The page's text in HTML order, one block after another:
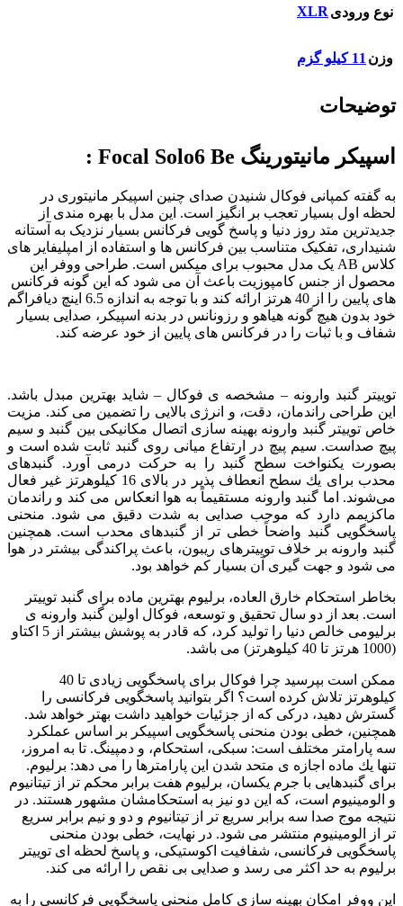
نوع ورودیXLR
وزن 11 کیلو گزم
توضیحات
اسپیکر مانیتورینگ Focal Solo6 Be :
به گفته کمپانی فوکال شنیدن صدای چنین اسپیکر مانیتوری در
لحظه اول بسیار تعجب بر انگیز است. این مدل با بهره مندی از
جدیدترین متد روز دنیا و پاسخ گویی فرکانس بسیار نزدیک به آستانه
شنیداری، تفکیک متناسب بین فرکانس ها و استفاده از امپلیفایر های
کلاس AB یک مدل محبوب برای میکس است. طراحی ووفر این
محصول از جنس کامپوزیت باعث آن می شود که این گونه فرکانس
های پایین را از 40 هرتز ارائه کند و با توجه به اندازه 6.5 اینچ دیافراگم
خود بدون هیچ گونه هیاهو و رزونانس در بدنه اسپیکر، صدایی بسیار
شفاف و با ثبات را در فرکانس های پایین از خود عرضه کند.
توييتر گنبد وارونه – مشخصه ى فوكال – شايد بهترين مبدل باشد.
اين طراحى راندمان، دقت، و انرژى بالايى را تضمين مى كند. مزيت
خاص توييتر گنبد وارونه بهينه سازى اتصال مكانيكى بين گنبد و سيم
پيچ صداست. سيم پيچ در ارتفاع ميانى روى گنبد ثابت شده است و
بصورت يكنواخت سطح گنبد را به حركت درمى آورد. گنبدهاى
محدب براى يك سطح انعطاف پذير در بالاى 16 كيلوهرتز غير فعال
مى‌شوند. اما گنبد وارونه مستقيماً به هوا انعكاس مى كند و راندمان
ماكزيمم دارد كه موجب صدايى‌ به شدت دقيق مى شود. منحنى
پاسخگويى گنبد واضحاً خطى تر از گنبدهاى محدب است. همچنين
گنبد وارونه بر خلاف توييترهاى ريبون، باعث پراكندگى بيشتر در هوا
مى شود و جهت گيرى آن بسيار كم خواهد بود.
بخاطر استحكام خارق العاده، برليوم بهترين ماده براى گنبد توييتر
است. بعد از دو سال تحقيق و توسعه، فوكال اولين گنبد وارونه ى
برليومى خالص دنيا را توليد كرد، كه قادر به پوشش بيشتر از 5 اكتاو
(1000 هرتز تا 40 كيلوهرتز) مى باشد.
ممكن است بپرسيد چرا فوكال براى پاسخگويى زيادى تا 40
كيلوهرتز تلاش كرده است؟ اگر بتوانيد پاسخگويى فركانسى را
گسترش دهيد، دركى كه از جزئيات خواهيد داشت بهتر خواهد شد.
همچنين، خطى بودن منحنى پاسخگويى اسپيكر بر اساس عملكرد
سه پارامتر مختلف است: سبكى، استحكام، و دمپينگ. تا به امروز،
تنها يك ماده اجازه ى متحد شدن اين پارامترها را مى دهد: برليوم.
براى گنبدهايى با جرم يكسان، برليوم هفت برابر محكم تر از تيتانيوم
و الومينيوم است، كه اين دو نيز به استحكامشان مشهور هستند. در
نتيجه موج صدا سه برابر سريع تر از تيتانيوم و دو و نيم برابر سريع
تر از الومينيوم منتشر مى شود. در نهايت، خطى بودن منحنى‌
پاسخگويى فركانسى، شفافيت اكوستيكى، و پاسخ لحظه اى‌ توييتر
برليوم به حد اكثر مى رسد و صدايى بى نقص را ارائه مى‌ كند.
اين ووفر امكان بهينه سازى كامل منحنى پاسخگويى فركانسى را به